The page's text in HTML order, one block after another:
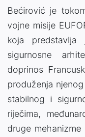
Bećirović je
vojne misije
koja predstavlja
sigurnosne
doprinos
produženja
stabilnog i
riječima,
druge